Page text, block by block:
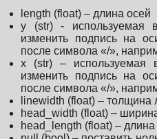
length (float) – длина осей
y (str) - используемая
изменить подпись на
после символа «/»,
x (str) – используемая
изменить подпись на
после символа «/»,
linewidth (float) – толщина
head_width (float) –
head_length (float) – длина